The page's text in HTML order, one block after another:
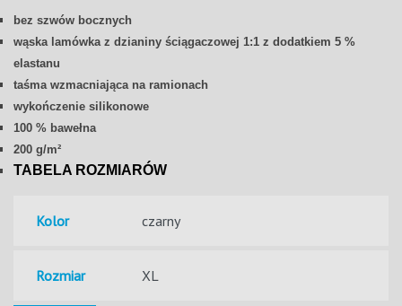
bez szwów bocznych
wąska lamówka z dzianiny ściągaczowej 1:1 z dodatkiem 5 %
elastanu
taśma wzmacniająca na ramionach
wykończenie silikonowe
100 % bawełna
200 g/m²
TABELA ROZMIARÓW
Kolor
Rozmiar